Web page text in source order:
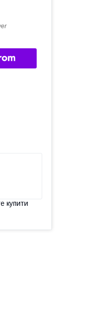
купити